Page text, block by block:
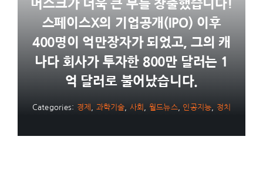
머스크가 더욱 큰 부를 창출했습니다!
스페이스X의 기업공개(IPO) 이후
400명이 억만장자가 되었고, 그의 캐
나다 회사가 투자한 800만 달러는 1
억 달러로 불어났습니다.
Categories: 경제 과학기술 사회 월드뉴스, 인공지능 정치